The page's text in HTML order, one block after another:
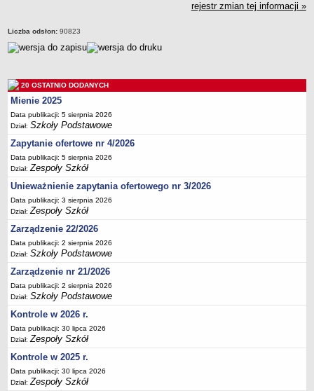
Zespół Poradni
Statut
Majątek
Godziny dyżurów
Ogłoszenia
Zarządzenia
Rejestry, ewidencje, archiwa
Kontrole
PONOWNE WYKORZYSTYWANIE
Sprawozdania
Deklaracja dostępności
DEKLARACJA DOSTĘPNOŚCI
OŚWIADCZENIA MAJĄTKOWE
PONOWNE WYKORZYSTYWANIE
UDOSTĘPNIANIE INFORMACJI PUBLICZNEJ
OCHRONA DANYCH OSOBOWYCH
rejestr zmian tej informacji »
Liczba odsłon: 90823
20 OSTATNIO DODANYCH
Mienie 2025
Data publikacji: 5 sierpnia 2026
Dział:Szkoły Podstawowe
Zapytanie ofertowe nr 4/2026
Data publikacji: 5 sierpnia 2026
Dział:Zespoły Szkół
Unieważnienie zapytania ofertowego nr 3/2026
Data publikacji: 3 sierpnia 2026
Dział:Zespoły Szkół
Zarządzenie 22/2026
Data publikacji: 2 sierpnia 2026
Dział:Szkoły Podstawowe
Zarządzenie nr 21/2026
Data publikacji: 2 sierpnia 2026
Dział:Szkoły Podstawowe
Kontrole w 2026 r.
Data publikacji: 30 lipca 2026
Dział:Zespoły Szkół
Kontrole w 2025 r.
Data publikacji: 30 lipca 2026
Dział:Zespoły Szkół